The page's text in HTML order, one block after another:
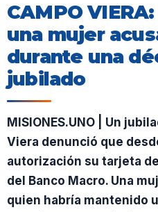
CAMPO
una mujer
durante una
jubilado
MISIONES.UNO | Un
Viera denunció que
autorización su tarjeta
del Banco Macro. Una
quien habría mantenido